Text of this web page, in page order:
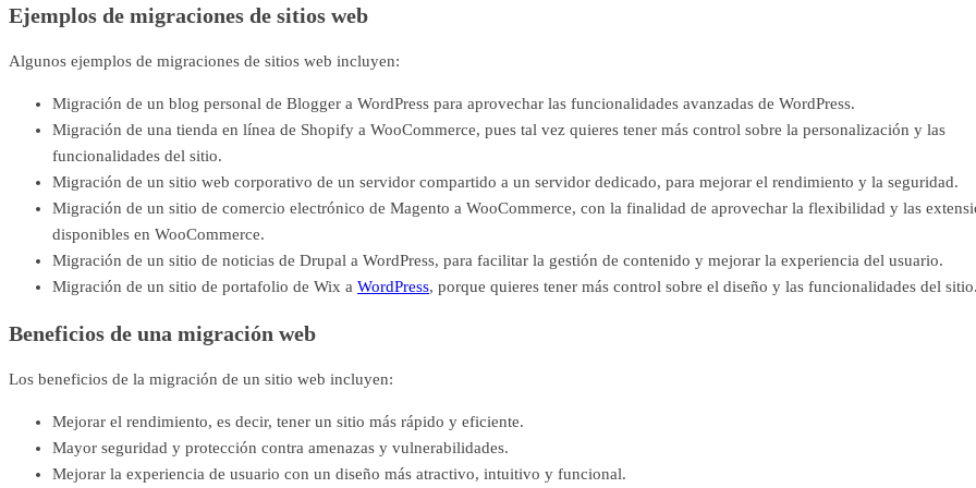
Ejemplos de migraciones de sitios web
Algunos ejemplos de migraciones de sitios web incluyen:
Migración de un blog personal de Blogger a WordPress para aprovechar las funcionalidades avanzadas de WordPress.
Migración de una tienda en línea de Shopify a WooCommerce, pues tal vez quieres tener más control sobre la personalización y las
funcionalidades del sitio.
Migración de un sitio web corporativo de un servidor compartido a un servidor dedicado, para mejorar el rendimiento y la seguridad.
Migración de un sitio de comercio electrónico de Magento a WooCommerce, con la finalidad de aprovechar la flexibilidad y las
disponibles en WooCommerce.
Migración de un sitio de noticias de Drupal a WordPress, para facilitar la gestión de contenido y mejorar la experiencia del usuario.
Migración de un sitio de portafolio de Wix a WordPress, porque quieres tener más control sobre el diseño y las funcionalidades del sitio.
Beneficios de una migración web
Los beneficios de la migración de un sitio web incluyen:
Mejorar el rendimiento, es decir, tener un sitio más rápido y eficiente.
Mayor seguridad y protección contra amenazas y vulnerabilidades.
Mejorar la experiencia de usuario con un diseño más atractivo, intuitivo y funcional.